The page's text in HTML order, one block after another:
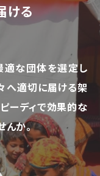
ける
適な団体を選定し
へ適切に届ける架
ーディで効果的な
か。